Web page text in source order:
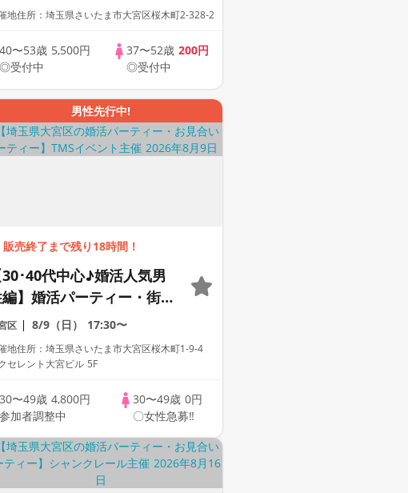
地住所：埼玉県さいたま市大宮区桜木町2-328-2
40〜53歳 5,500円
◎受付中
37〜52歳 200円
◎受付中
男性先行中!
売終了まで残り18時間！
30･40代中心♪婚活人気男
】婚活パーティー・街コ
～真剣な出会い～
区 8/9（日） 17:30〜
地住所：埼玉県さいたま市大宮区桜木町1-9-4
セレント大宮ビル 5F
30〜49歳4,800円
参加者調整中
30〜49歳 0円
〇女性急募‼